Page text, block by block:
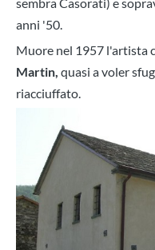
anni '50.
Muore nel 1957 l'artista
Martin, quasi a voler
riacciuffato.